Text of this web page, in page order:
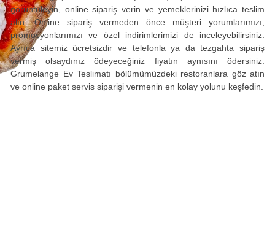
görüntüleyin, online sipariş verin ve yemeklerinizi hızlıca teslim
alın. Online sipariş vermeden önce müşteri yorumlarımızı,
promosyonlarımızı ve özel indirimlerimizi de inceleyebilirsiniz.
Ayrıca sitemiz ücretsizdir ve telefonla ya da tezgahta sipariş
vermiş olsaydınız ödeyeceğiniz fiyatın aynısını ödersiniz.
Grumelange Ev Teslimatı bölümümüzdeki restoranlara göz atın
ve online paket servis siparişi vermenin en kolay yolunu keşfedin.